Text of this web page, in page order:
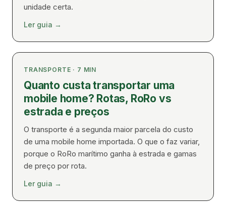
unidade certa.
Ler guia →
TRANSPORTE · 7 MIN
Quanto custa transportar uma
mobile home? Rotas, RoRo vs
estrada e preços
O transporte é a segunda maior parcela do custo
de uma mobile home importada. O que o faz variar,
porque o RoRo marítimo ganha à estrada e gamas
de preço por rota.
Ler guia →